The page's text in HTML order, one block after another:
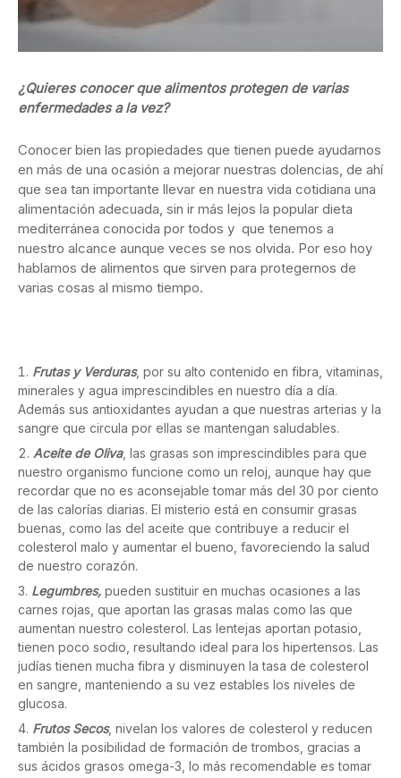
¿Quieres conocer que alimentos protegen de varias
enfermedades a la vez?
Conocer bien las propiedades que tienen puede ayudarnos
en más de una ocasión a mejorar nuestras dolencias, de ahí
que sea tan importante llevar en nuestra vida cotidiana una
alimentación adecuada, sin ir más lejos la popular dieta
mediterránea conocida por todos y que tenemos a
nuestro alcance aunque veces se nos olvida. Por eso hoy
hablamos de alimentos que sirven para protegernos de
varias cosas al mismo tiempo.
Frutas y Verduras, por su alto contenido en fibra, vitaminas,
minerales y agua imprescindibles en nuestro día a día.
Además sus antioxidantes ayudan a que nuestras arterias y la
sangre que circula por ellas se mantengan saludables.
Aceite de Oliva, las grasas son imprescindibles para que
nuestro organismo funcione como un reloj, aunque hay que
recordar que no es aconsejable tomar más del 30 por ciento
de las calorías diarias. El misterio está en consumir grasas
buenas, como las del aceite que contribuye a reducir el
colesterol malo y aumentar el bueno, favoreciendo la salud
de nuestro corazón.
Legumbres, pueden sustituir en muchas ocasiones a las
carnes rojas, que aportan las grasas malas como las que
aumentan nuestro colesterol. Las lentejas aportan potasio,
tienen poco sodio, resultando ideal para los hipertensos. Las
judías tienen mucha fibra y disminuyen la tasa de colesterol
en sangre, manteniendo a su vez estables los niveles de
glucosa.
Frutos Secos, nivelan los valores de colesterol y reducen
también la posibilidad de formación de trombos, gracias a
sus ácidos grasos omega-3, lo más recomendable es tomar